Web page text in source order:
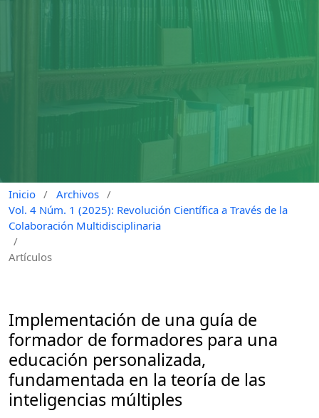
Inicio / Archivos /
Vol. 4 Núm. 1 (2025): Revolución Científica a Través de la
Colaboración Multidisciplinaria
/
Artículos
Implementación de una guía de
formador de formadores para una
educación personalizada,
fundamentada en la teoría de las
inteligencias múltiples